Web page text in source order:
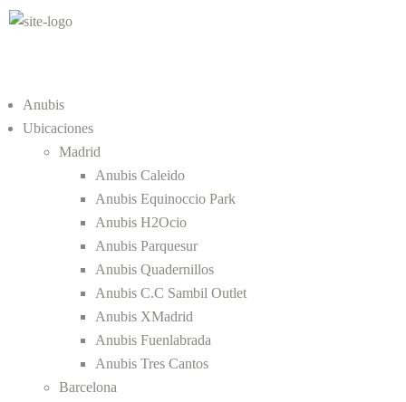
Anubis
Ubicaciones
Madrid
Anubis Caleido
Anubis Equinoccio Park
Anubis H2Ocio
Anubis Parquesur
Anubis Quadernillos
Anubis C.C Sambil Outlet
Anubis XMadrid
Anubis Fuenlabrada
Anubis Tres Cantos
Barcelona